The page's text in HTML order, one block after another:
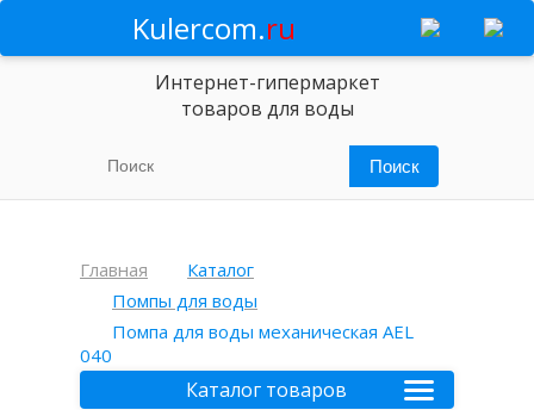
Kulercom.ru
Интернет-гипермаркет
товаров для воды
Главная
Каталог
Помпы для воды
Помпа для воды механическая AEL
040
Каталог товаров